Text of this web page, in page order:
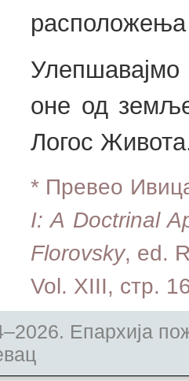
расположења
оне од
Логос
* Превео
I: A Doctrinal
Florovsky, ed.
Vol. XIII, стр.
Епархија